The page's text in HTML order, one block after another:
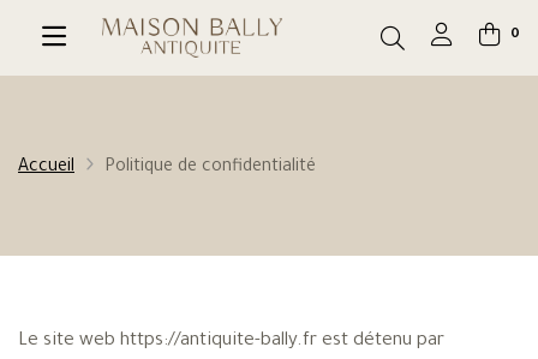
0
Accueil Politique de confidentialité
Le site web https://antiquite-bally.fr est détenu par